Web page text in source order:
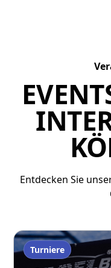
Entdecken Sie
Turniere